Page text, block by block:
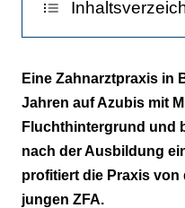
So geht die
Sprache als
Praxisalltag
Eine Zahnarztpraxis in
Jahren auf Azubis mit
Fluchthintergrund und
nach der Ausbildung
profitiert die Praxis
jungen ZFA.